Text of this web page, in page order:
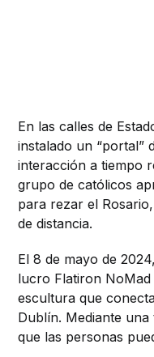
En las calles de
instalado un “portal”
interacción a tiempo
grupo de católicos
para rezar el
de distancia.
El 8 de mayo de
lucro Flatiron
escultura que
Dublín. Mediante
que las personas